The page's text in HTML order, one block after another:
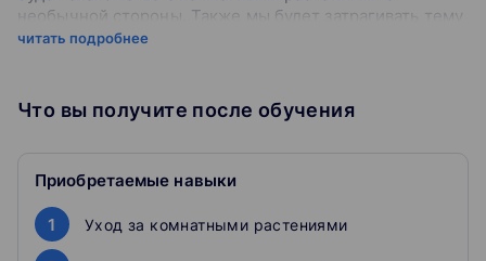
необычной стороны. Также мы будет затрагивать тему
коллекционирования растений, кто этим занимается, а
Вручную проверяем пробники и домашние работы
Проверяем «по-настоящему», как на экзамене, и в
Всё это — ради скорости подготовки и вашего
результата
читать подробнее
Что вы получите после обучения
Приобретаемые навыки
1 Уход за комнатными растениями